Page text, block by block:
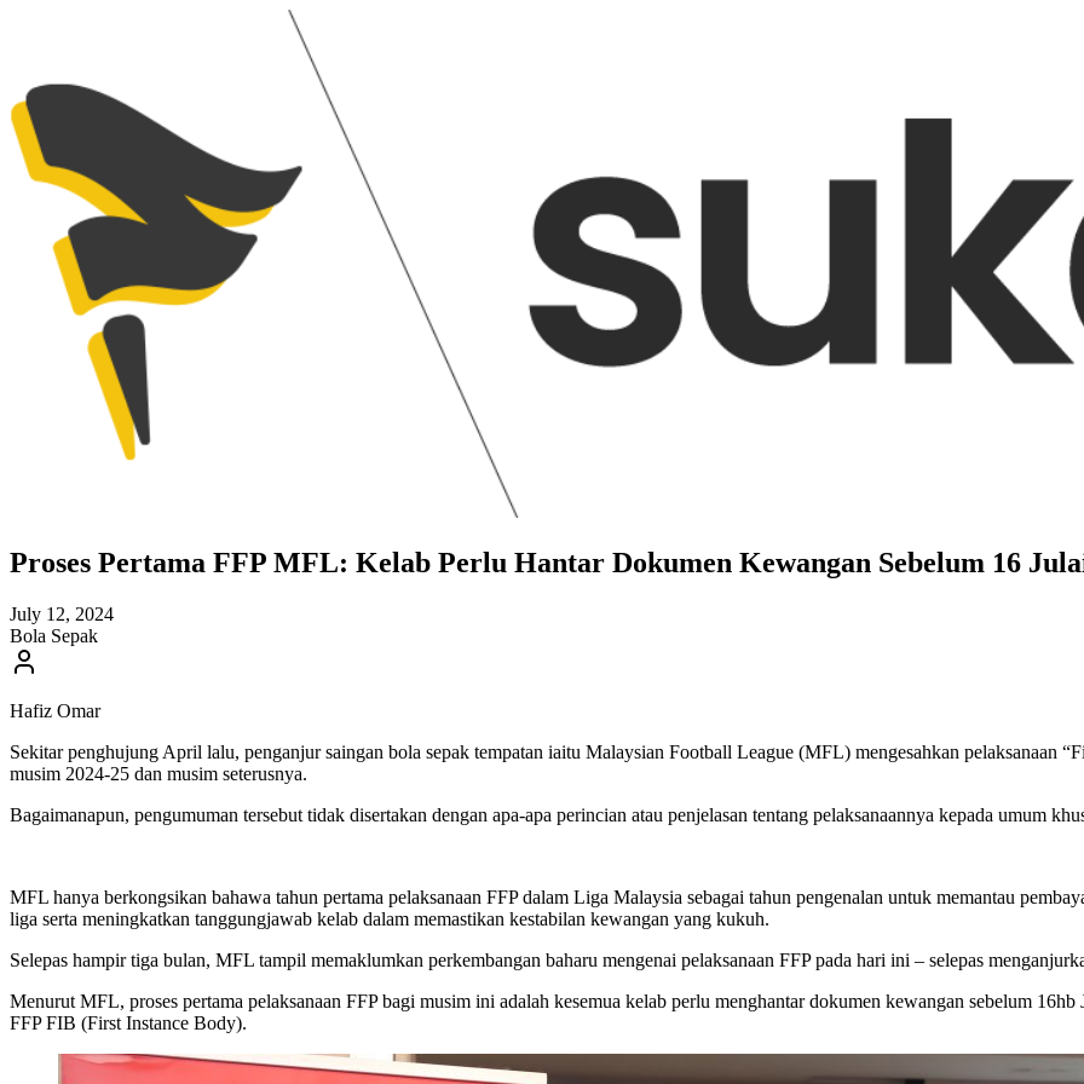
Proses Pertama FFP MFL: Kelab Perlu Hantar Dokumen Kewangan Sebelum 16
July 12, 2024
Bola Sepak
Hafiz Omar
Sekitar penghujung April lalu, penganjur saingan bola sepak tempatan iaitu Malaysian Football League (MFL) mengesahkan pelaksanaan
musim 2024-25 dan musim seterusnya.
Bagaimanapun, pengumuman tersebut tidak disertakan dengan apa-apa perincian atau penjelasan tentang pelaksanaannya kepada umum
MFL hanya berkongsikan bahawa tahun pertama pelaksanaan FFP dalam Liga Malaysia sebagai tahun pengenalan untuk memantau
liga serta meningkatkan tanggungjawab kelab dalam memastikan kestabilan kewangan yang kukuh.
Selepas hampir tiga bulan, MFL tampil memaklumkan perkembangan baharu mengenai pelaksanaan FFP pada hari ini – selepas
Menurut MFL, proses pertama pelaksanaan FFP bagi musim ini adalah kesemua kelab perlu menghantar dokumen kewangan sebelum
FFP FIB (First Instance Body).